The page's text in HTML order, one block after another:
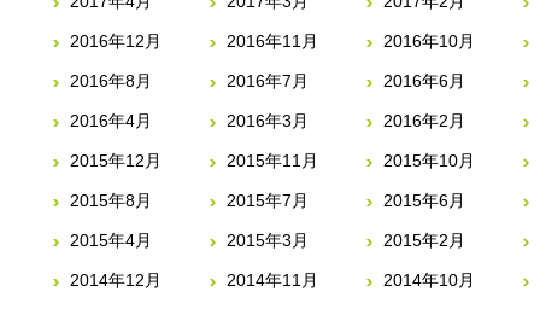
2016年12月 2016年11月 2016年10月
2016年8月 2016年7月 2016年6月
2016年4月 2016年3月 2016年2月
2015年12月 2015年11月 2015年10月
2015年8月 2015年7月 2015年6月
2015年4月 2015年3月 2015年2月
2014年12月 2014年11月 2014年10月